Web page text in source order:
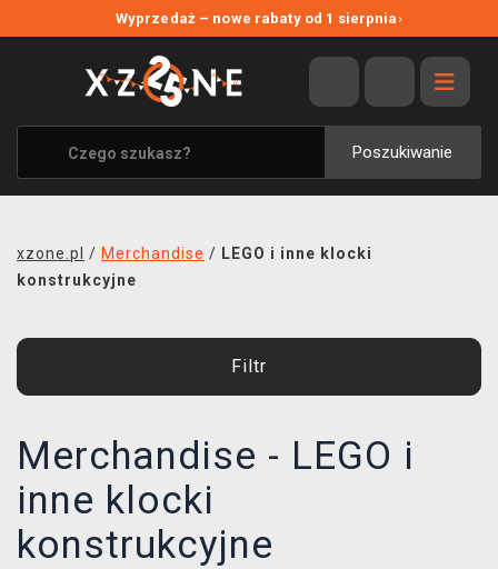
Wyprzedaż – nowe rabaty od 1 sierpnia›
Poszukiwanie
WYPRZEDAŻ
WSZYSTKIE MARKI
XZONE ORIGINALS
UBRANIA I AKCESORIA
SOUNDTRACKI
TRANSPORT
xzone.pl / Merchandise / LEGO i inne klocki
konstrukcyjne
Filtr
Merchandise - LEGO i
inne klocki
konstrukcyjne